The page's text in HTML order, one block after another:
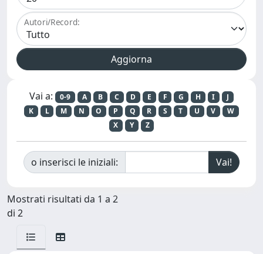
Autori/Record:
Vai a: 0-9 A B C D E F G H I
J
K
L M N O P Q R S T U V
W
X
Y Z
o inserisci le iniziali:
Mostrati risultati da 1 a 2
di 2